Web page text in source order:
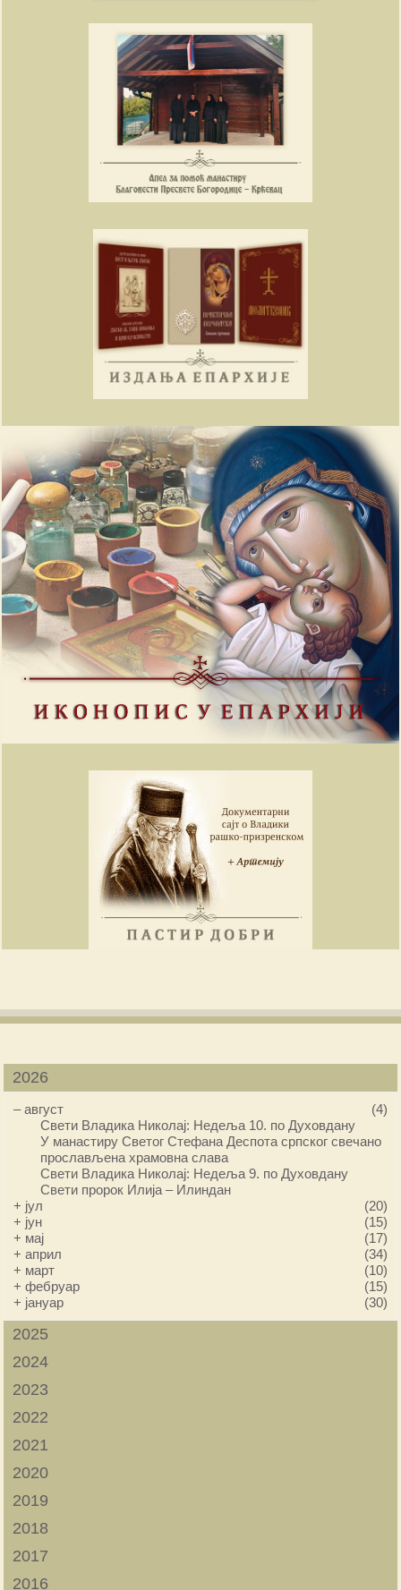
2026
–август
(4)
Свети Владика Николај: Недеља 10. по Духовдану
У манастиру Светог Стефана Деспота српског свечано
прослављена храмовна слава
Свети Владика Николај: Недеља 9. по Духовдану
Свети пророк Илија – Илиндан
+ јул
(20)
+ јун
(15)
+ мај
(17)
+април
(34)
+ март
(10)
+фебруар
(15)
+ јануар (30)
2025
2024
2023
2022
2021
2020
2019
2018
2017
2016